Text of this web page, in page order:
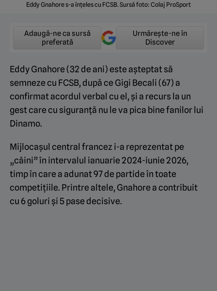
Eddy Gnahore s-a înțeles cu FCSB. Sursă foto: Colaj ProSport
Adaugă-ne ca sursă
preferată
Urmărește-ne în
Discover
Eddy Gnahore (32 de ani) este așteptat să
semneze cu FCSB, după ce Gigi Becali (67) a
confirmat acordul verbal cu el, și a recurs la un
gest care cu siguranță nu le va pica bine fanilor lui
Dinamo.
Mijlocașul central francez i-a reprezentat pe
„câini” în intervalul ianuarie 2024-iunie 2026,
timp în care a adunat 97 de partide în toate
competițiile. Printre altele, Gnahore a contribuit
cu 6 goluri și 5 pase decisive.